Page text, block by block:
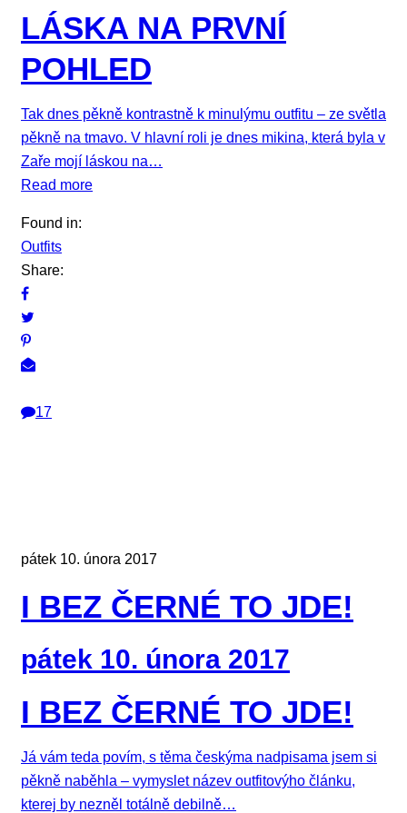
LÁSKA NA PRVNÍ
POHLED
Tak dnes pěkně kontrastně k minulýmu outfitu – ze světla
pěkně na tmavo. V hlavní roli je dnes mikina, která byla v
Zaře mojí láskou na…
Read more
Found in:
Outfits
Share:
17
pátek 10. února 2017
I BEZ ČERNÉ TO JDE!
pátek 10. února 2017
I BEZ ČERNÉ TO JDE!
Já vám teda povím, s těma českýma nadpisama jsem si
pěkně naběhla – vymyslet název outfitovýho článku,
kterej by nezněl totálně debilně…